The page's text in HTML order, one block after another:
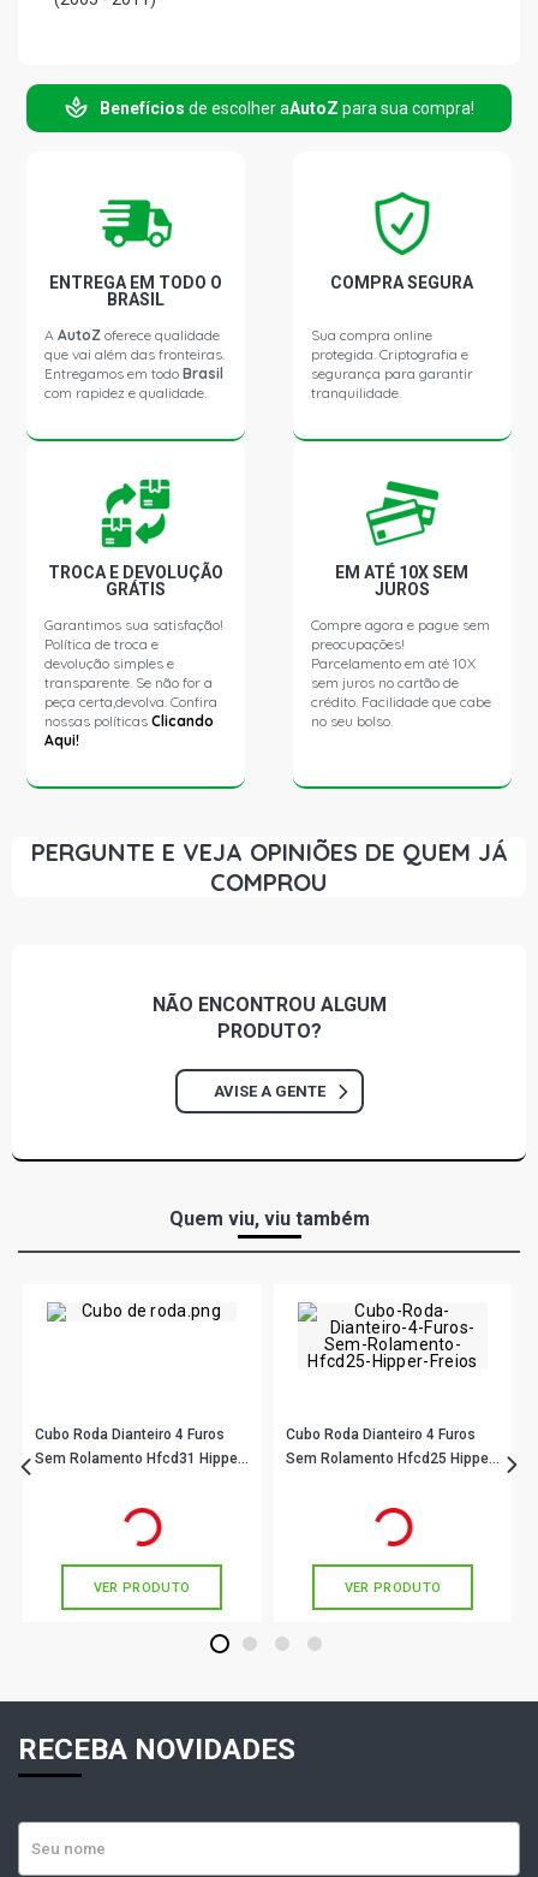
2009)
BLAZER DLX SUV 4.3 12V V6 GASOLINA (1996 - 2004)
BLAZER EXECUTIVE SUV 4.3 12V V6 GASOLINA (1997 -
S10 STD PICKUP 2.2 8V EFI GASOLINA (1995 - 2000)
S10 EFI LUXE PICKUP 2.2 8V GASOLINA (1995 - 2000)
Benefícios de escolher aAutoZ para sua compra!
ENTREGA EM TODO O
BRASIL
AAutoZ oferece qualidade
que vai além das fronteiras.
Entregamos em todoBrasil
com rapidez e qualidade.
COMPRA SEGURA
Sua compra online
protegida. Criptografia e
segurança para garantir
tranquilidade.
TROCA E DEVOLUÇÃO
GRÁTIS
Garantimos sua satisfação!
Política de troca e
devolução simples e
transparente. Se não for a
peça certa,devolva. Confira
nossas políticasClicando
Aqui!
EM ATÉ 10X SEM
JUROS
Compre agora e pague sem
preocupações!
Parcelamento em até 10X
sem juros no cartão de
crédito. Facilidade que cabe
no seu bolso.
PERGUNTE E VEJA OPINIÕES DE QUEM JÁ
COMPROU
NÃO ENCONTROU ALGUM
PRODUTO?
AVISE A GENTE
Quem viu, viu também
Cubo Roda Dianteiro 4 Furos
Sem Rolamento Hfcd31 Hipper
em até 1x de
VER PRODUTO
Cubo Roda Dianteiro 4 Furos
Sem Rolamento Hfcd25 Hipper
em até 3x de
VER PRODUTO
1 2 3 4
RECEBA NOVIDADES